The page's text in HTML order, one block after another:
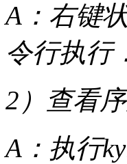
A：右键
令行执行
2）查看
A：执行